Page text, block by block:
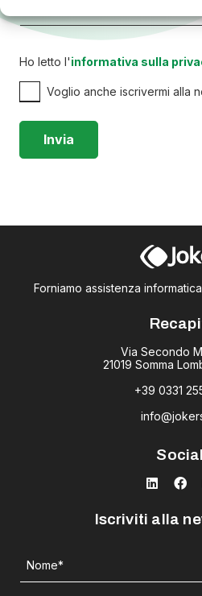
Ho letto l'informativa sulla
Voglio anche iscrivermi alla
Forniamo assistenza
Via Secondo
21019 Somma
+39 0331
Social
Iscriviti alla